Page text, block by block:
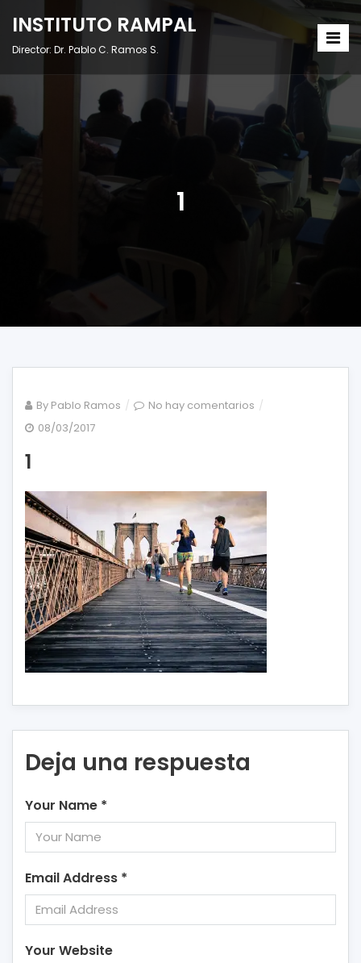
INSTITUTO RAMPAL
Director: Dr. Pablo C. Ramos S.
1
By Pablo Ramos No hay comentarios en
08/03/2017
1
Deja una respuesta
Your Name *
Email Address *
Your Website